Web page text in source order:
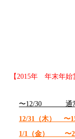
【2015年 年末年始
〜12/30 通
12/31（木） 〜
1/1（金） 〜